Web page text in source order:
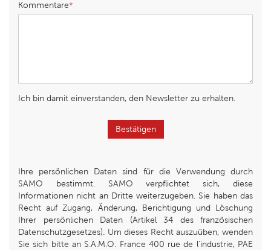
Kommentare
Ich bin damit einverstanden, den Newsletter zu erhalten.
Bestätigen
Ihre persönlichen Daten sind für die Verwendung durch
SAMO bestimmt. SAMO verpflichtet sich, diese
Informationen nicht an Dritte weiterzugeben. Sie haben das
Recht auf Zugang, Änderung, Berichtigung und Löschung
Ihrer persönlichen Daten (Artikel 34 des französischen
Datenschutzgesetzes). Um dieses Recht auszuüben, wenden
Sie sich bitte an S.A.M.O. France 400 rue de l’industrie, PAE